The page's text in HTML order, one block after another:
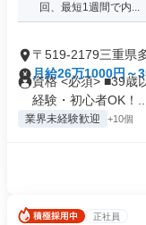
回、最短1週間で内...
〒519-2179三重県
月給26万1000円～
資格 <必須> ■39歳
経験・初心者OK！...
業界未経験歓迎 +10個
正社員